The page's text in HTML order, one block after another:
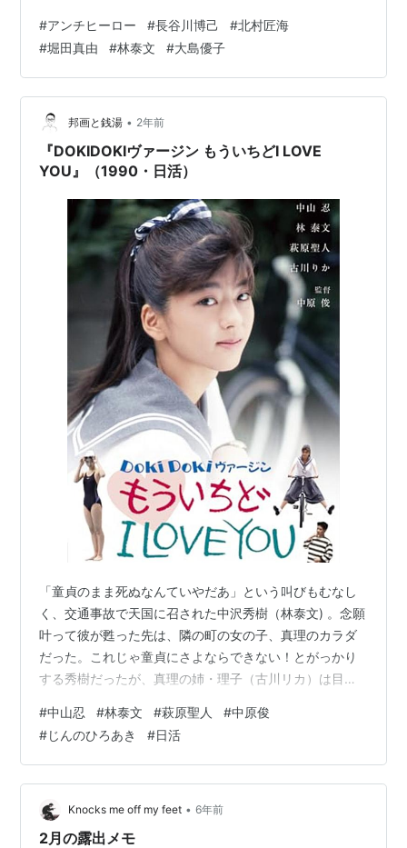
く、彼の正義に基づいて守りたい人は守り裁くべきと思
った者は陥れるという感じみたいだ。つまり緋山の場合
はパワハラに耐えかねて犯行に及んだのを殺人犯の烙印
が押されないように無罪へ持っていき、富田の場合は何
度も非行を繰り返しては父親の権力でもみ消して無実…
#アンチヒーロー #長谷川博己 #北村匠海
#堀田真由 #林泰文 #大島優子
邦画と銭湯 • 2年前
『DOKIDOKIヴァージン もういちどI LOVE
YOU』（1990・日活）
「童貞のまま死ぬなんていやだあ」という叫びもむなし
く、交通事故で天国に召された中沢秀樹（林泰文) 。念願
叶って彼が甦った先は、隣の町の女の子、真理のカラダ
だった。これじゃ童貞にさよならできない！とがっかり
する秀樹だったが、真理の姉・理子（古川リカ）は目の
と夢のようなシーンの連続。しかも真理の親友・早智子
（中山忍）は胸キュンもののカワイイ子。秀樹はカラダ
のことも忘れて、早智子に恋してしまう。水泳部に入っ
ている早智子には、憧れのひとがいる。秀樹の同級生で
水泳部のライバルだった柿沼だ。彼は評判のプレイボー
イ。初めてのデートで家に連れこまれた早智子は、…
#中山忍 #林泰文 #萩原聖人 #中原俊
#じんのひろあき #日活
Knocks me off my feet • 6年前
2月の露出メモ